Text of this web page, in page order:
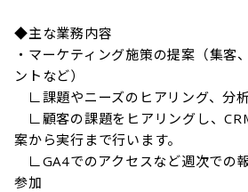
◆主な業務内容
・マーケティング施策の提案（集客
ントなど）
∟課題やニーズのヒアリング、分
∟顧客の課題をヒアリングし、
案から実行まで行います。
∟GA4でのアクセスなど週次での
参加